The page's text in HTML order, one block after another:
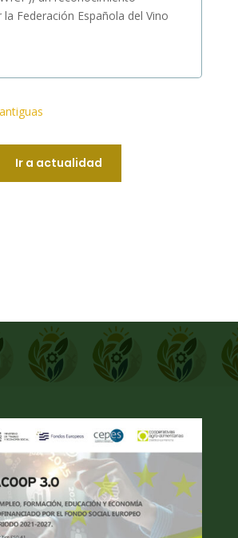
Federación Española del Vino
Ir a actualidad